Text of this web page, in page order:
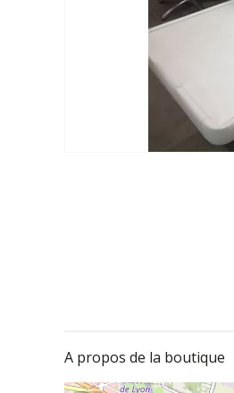
A propos de la boutique